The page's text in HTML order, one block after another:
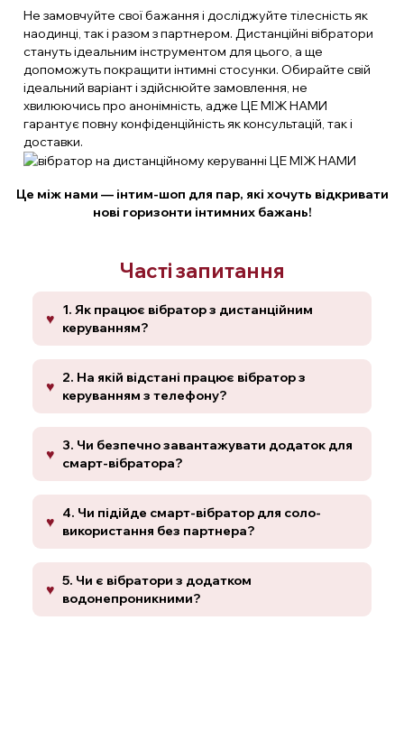
Не замовчуйте свої бажання і досліджуйте тілесність як
наодинці, так і разом з партнером. Дистанційні вібратори
стануть ідеальним інструментом для цього, а ще
допоможуть покращити інтимні стосунки. Обирайте свій
ідеальний варіант і здійснюйте замовлення, не
хвилюючись про анонімність, адже ЦЕ МІЖ НАМИ
гарантує повну конфіденційність як консультацій, так і
доставки.
Це між нами — інтим-шоп для пар, які хочуть відкривати
нові горизонти інтимних бажань!
Часті запитання
1. Як працює вібратор з дистанційним
керуванням?
2. На якій відстані працює вібратор з
керуванням з телефону?
3. Чи безпечно завантажувати додаток для
смарт-вібратора?
4. Чи підійде смарт-вібратор для соло-
використання без партнера?
5. Чи є вібратори з додатком
водонепроникними?